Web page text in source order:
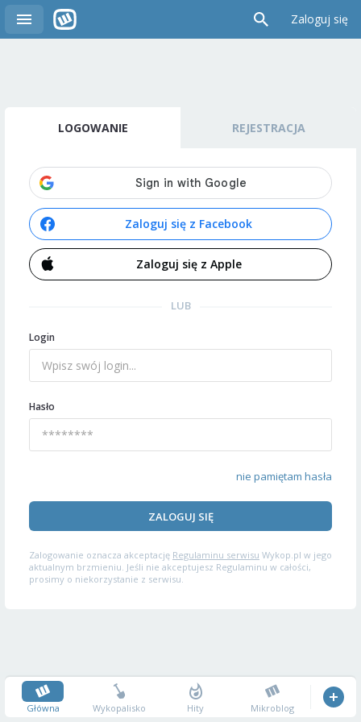
Zaloguj się
LOGOWANIE REJESTRACJA
Zaloguj się z Facebook
Zaloguj się z Apple
LUB
Login
Hasło
nie pamiętam hasła
ZALOGUJ SIĘ
Zalogowanie oznacza akceptację Regulaminu serwisu Wykop.pl w jego
aktualnym brzmieniu. Jeśli nie akceptujesz Regulaminu w całości,
prosimy o niekorzystanie z serwisu.
Główna Wykopalisko Hity Mikroblog